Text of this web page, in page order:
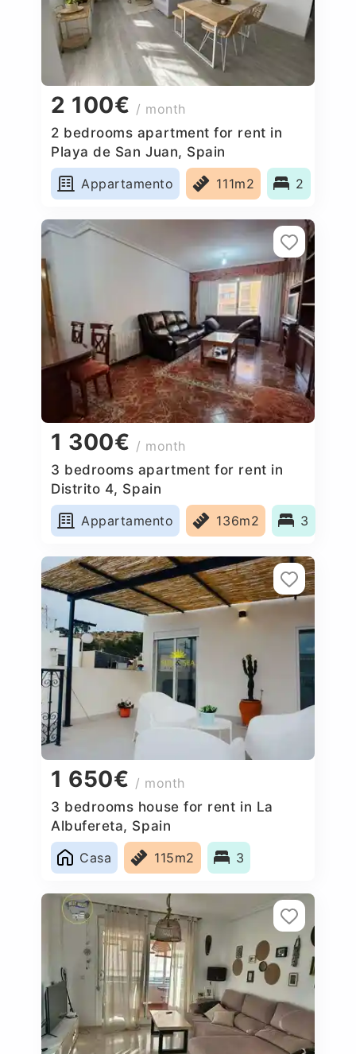
2 100€ / month
2 bedrooms apartment for rent in
Playa de San Juan, Spain
Appartamento
111m2 2
1 300€ / month
3 bedrooms apartment for rent in
Distrito 4, Spain
Appartamento
136m2 3
1 650€ / month
3 bedrooms house for rent in La
Albufereta, Spain
Casa
115m2 3